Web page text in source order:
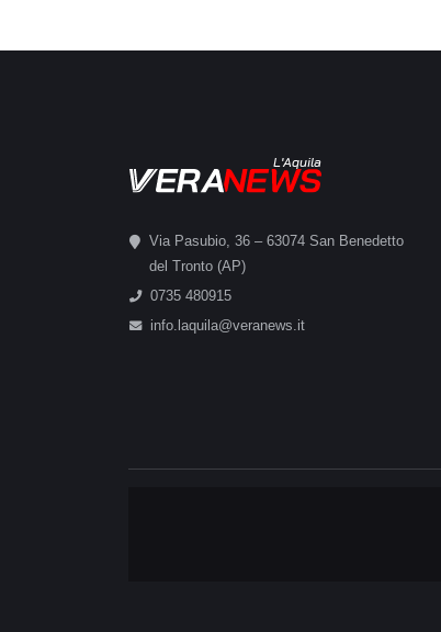
L'Aquila
Via Pasubio, 36 – 63074 San Benedetto
del Tronto (AP)
0735 480915
info.laquila@veranews.it